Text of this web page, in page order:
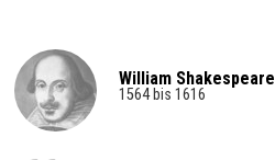
William Shakespeare
1564 bis 1616